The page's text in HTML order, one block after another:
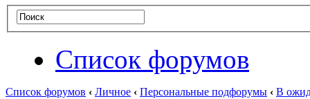
Список форумов
Список форумов ‹ Личное ‹ Персональные подфорумы ‹ В